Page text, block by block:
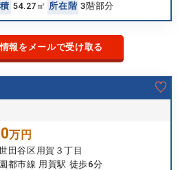
積 54.27㎡ 所在 階 3階部分
報をメールで受け取る
万円
田谷区用賀３丁目
都市線 用賀駅 徒歩6分